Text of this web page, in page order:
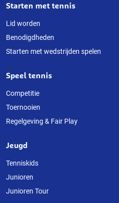
Starten met tennis
Lid worden
Benodigdheden
Starten met wedstrijden spelen
Speel tennis
Competitie
Toernooien
Regelgeving & Fair Play
Jeugd
Tenniskids
Junioren
Junioren Tour